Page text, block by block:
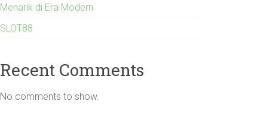
Menarik di Era Modern
SLOT88
Recent Comments
No comments to show.